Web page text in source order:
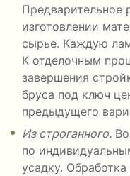
Предварительное
изготовлении
сырье. Каждую
К отделочным
завершения
бруса под ключ
предыдущего
Из строганного.
по
усадку.